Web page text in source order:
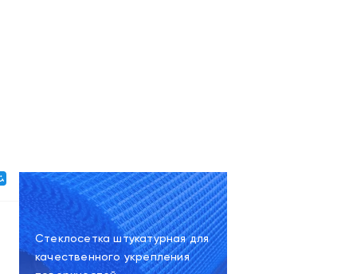
Стеклосетка штукатурная для
качественного укрепления